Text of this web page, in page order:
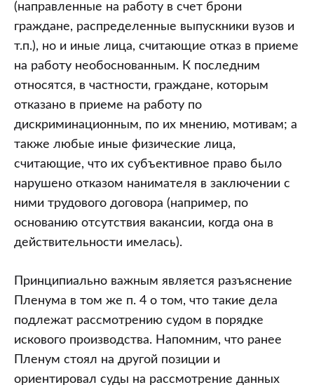
(направленные на работу в счет брони
граждане, распределенные выпускники вузов и
т.п.), но и иные лица, считающие отказ в приеме
на работу необоснованным. К последним
относятся, в частности, граждане, которым
отказано в приеме на работу по
дискриминационным, по их мнению, мотивам; а
также любые иные физические лица,
считающие, что их субъективное право было
нарушено отказом нанимателя в заключении с
ними трудового договора (например, по
основанию отсутствия вакансии, когда она в
действительности имелась).
Принципиально важным является разъяснение
Пленума в том же п. 4 о том, что такие дела
подлежат рассмотрению судом в порядке
искового производства. Напомним, что ранее
Пленум стоял на другой позиции и
ориентировал суды на рассмотрение данных